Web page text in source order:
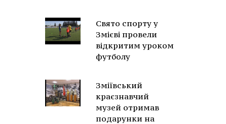
Свято спорту у
Змієві провели
відкритим уроком
футболу
Зміївський
краєзнавчий
музей отримав
подарунки на